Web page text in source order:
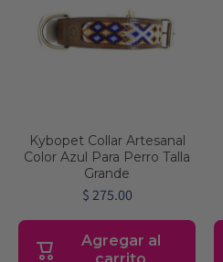
Kybopet Collar Artesanal
Color Azul Para Perro Talla
Grande
$ 275.00
Agregar al